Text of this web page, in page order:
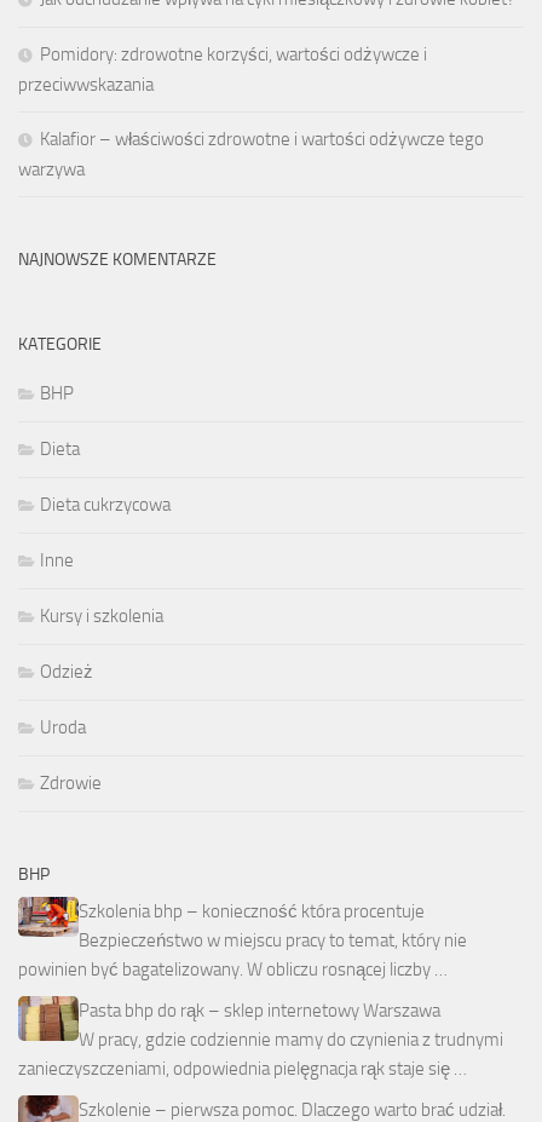
Pomidory: zdrowotne korzyści, wartości odżywcze i
przeciwwskazania
Kalafior – właściwości zdrowotne i wartości odżywcze tego
warzywa
NAJNOWSZE KOMENTARZE
KATEGORIE
BHP
Dieta
Dieta cukrzycowa
Inne
Kursy i szkolenia
Odzież
Uroda
Zdrowie
BHP
Szkolenia bhp – konieczność która procentuje
Bezpieczeństwo w miejscu pracy to temat, który nie
powinien być bagatelizowany. W obliczu rosnącej liczby …
Pasta bhp do rąk – sklep internetowy Warszawa
W pracy, gdzie codziennie mamy do czynienia z trudnymi
zanieczyszczeniami, odpowiednia pielęgnacja rąk staje się …
Szkolenie – pierwsza pomoc. Dlaczego warto brać udział.